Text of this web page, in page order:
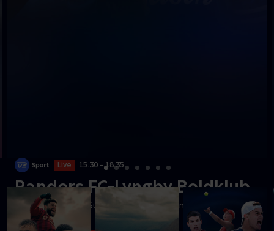
Live 15.30 - 18.35
Randers FC-Lyngby Boldklub
Se kampen fra 3F Superligaen mellem Randers FC og Lynbgy
Boldklub